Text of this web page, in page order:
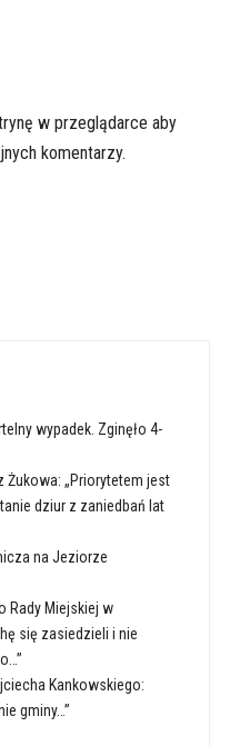
w przeglądarce aby
komentarzy.
wypadek. Zginęło 4-
Żukowa: „Priorytetem jest
dziur z zaniedbań lat
na Jeziorze
Rady Miejskiej w
się zasiedzieli i nie
Kankowskiego:
gminy…”